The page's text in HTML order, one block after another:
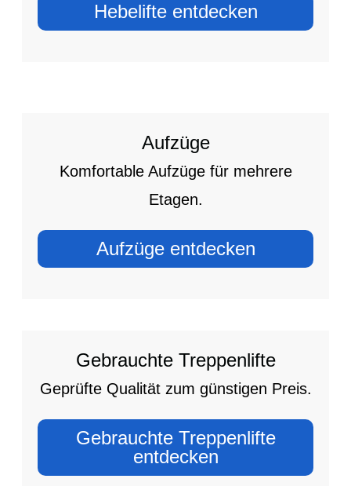
Hebelifte entdecken
Aufzüge
Komfortable Aufzüge für mehrere
Etagen.
Aufzüge entdecken
Gebrauchte Treppenlifte
Geprüfte Qualität zum günstigen Preis.
Gebrauchte Treppenlifte
entdecken